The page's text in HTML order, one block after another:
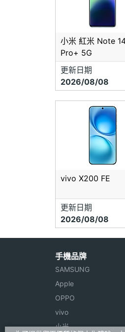
小米 紅米 Note
Pro+ 5G
更新日期
2026/08/08
vivo X200 FE
更新日期
2026/08/08
手機品牌
SAMSUNG
Apple
OPPO
vivo
小米